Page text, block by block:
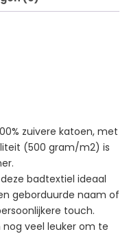
zuivere katoen, met
(500 gram/m2) is
badtextiel ideaal
geborduurde naam of
touch.
nog veel leuker om te